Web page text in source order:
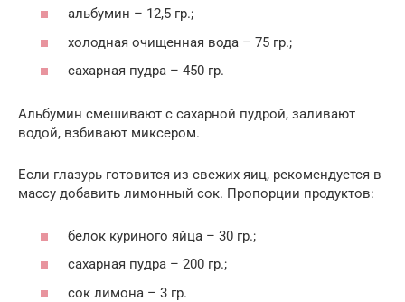
альбумин – 12,5 гр.;
холодная очищенная вода – 75 гр.;
сахарная пудра – 450 гр.
Альбумин смешивают с сахарной пудрой, заливают
водой, взбивают миксером.
Если глазурь готовится из свежих яиц, рекомендуется в
массу добавить лимонный сок. Пропорции продуктов:
белок куриного яйца – 30 гр.;
сахарная пудра – 200 гр.;
сок лимона – 3 гр.